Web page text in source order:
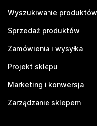
Wyszukiwanie produktów
Sprzedaż produktów
Zamówienia i wysyłka
Projekt sklepu
Marketing i konwersja
Zarządzanie sklepem